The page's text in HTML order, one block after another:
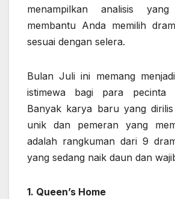
menampilkan analisis
membantu Anda memilih
sesuai dengan selera.
Bulan Juli ini memang
istimewa bagi para pecinta
Banyak karya baru yang
unik dan pemeran yang
adalah rangkuman dari 9
yang sedang naik daun dan
1. Queen’s Home